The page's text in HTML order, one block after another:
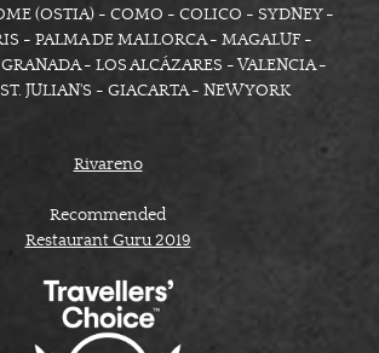
(OSTIA) - COMO - COLICO - SYDNEY -
- PALMA DE MALLORCA - MAGALUF -
- LOS ALCÁZARES - VALENCIA -
JULIAN'S - GIACARTA - NEW YORK
Rivareno
Recommended
Restaurant Guru 2019